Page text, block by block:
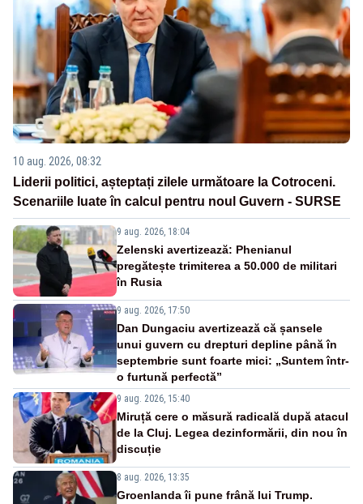
10 aug. 2026, 08:32
Liderii politici, așteptați zilele următoare la Cotroceni.
Scenariile luate în calcul pentru noul Guvern - SURSE
9 aug. 2026, 18:04
Zelenski avertizează: Phenianul
pregătește trimiterea a 50.000 de militari
în Rusia
9 aug. 2026, 17:50
Dan Dungaciu avertizează că șansele
unui guvern cu drepturi depline până în
septembrie sunt foarte mici: „Suntem într-
o furtună perfectă”
9 aug. 2026, 15:40
Miruță cere o măsură radicală după atacul
de la Cluj. Legea dezinformării, din nou în
discuție
8 aug. 2026, 13:35
Groenlanda îi pune frână lui Trump.